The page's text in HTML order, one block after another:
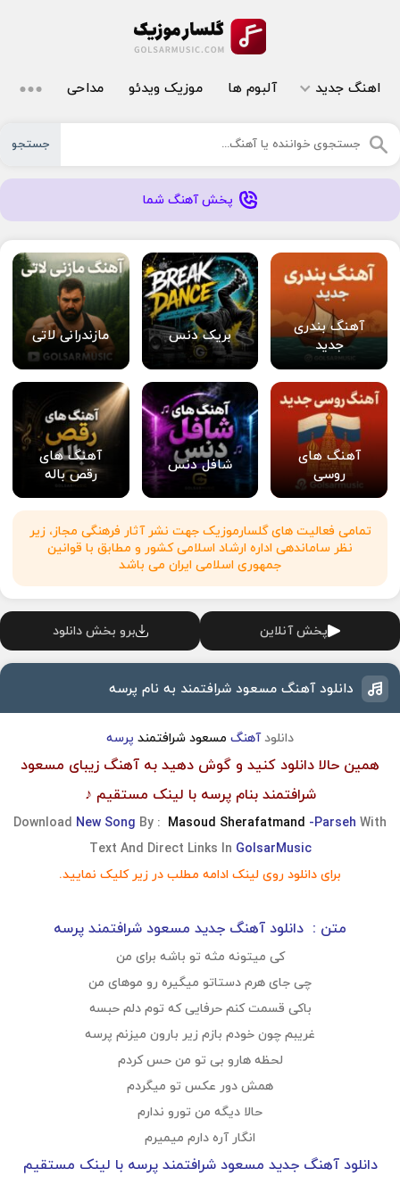
اهنگ جدید آلبوم ها موزیک ویدئو مداحی
جستجو
پخش آهنگ شما
آهنگ بندری
جدید
بریک دنس مازندرانی لاتی
آهنگ های
روسی
شافل دنس
آهنگ های
رقص باله
تمامی فعالیت های گلسارموزیک جهت نشر آثار فرهنگی مجاز، زیر
نظر ساماندهی اداره ارشاد اسلامی کشور و مطابق با قوانین
جمهوری اسلامی ایران می باشد
پخش آنلاین برو بخش دانلود
دانلود آهنگ ​مسعود شرافتمند به نام پرسه
دانلود آهنگ مسعود شرافتمند پرسه
همین حالا دانلود کنید و گوش دهید به آهنگ زیبای ​ مسعود
شرافتمند بنام پرسه با لینک مستقیم ♪
Download New Song By : Masoud Sherafatmand -Parseh With
Text And Direct Links In GolsarMusic
برای دانلود روی لینک ادامه مطلب در زیر کلیک نمایید.
متن : دانلود آهنگ جدید ​مسعود شرافتمند پرسه
کی میتونه مثه تو باشه برای من
چی جای هرم دستاتو میگیره رو موهای من
باکی قسمت کنم حرفایی که توم دلم حبسه
غریبم چون خودم بازم زیر بارون میزنم پرسه
لحظه هارو بی تو من حس کردم
همش دور عکس تو میگردم
حالا دیگه من تورو ندارم
انگار آره دارم میمیرم
دانلود آهنگ جدید ​مسعود شرافتمند پرسه با لینک مستقیم